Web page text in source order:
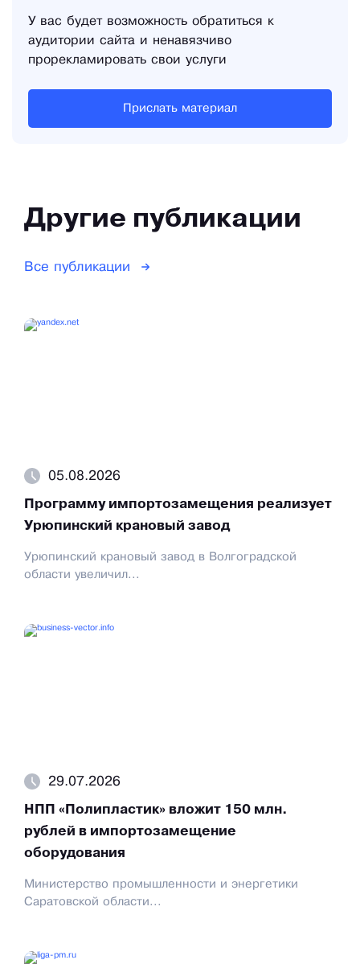
У вас будет возможность обратиться к
аудитории сайта и ненавязчиво
прорекламировать свои услуги
Прислать материал
Другие публикации
Все публикации
05.08.2026
Программу импортозамещения реализует
Урюпинский крановый завод
Урюпинский крановый завод в Волгоградской
области увеличил...
29.07.2026
НПП «Полипластик» вложит 150 млн.
рублей в импортозамещение
оборудования
Министерство промышленности и энергетики
Саратовской области...